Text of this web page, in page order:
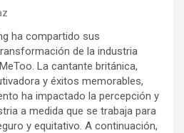
ha compartido sus
de la industria
La cantante británica,
y éxitos memorables,
ha impactado la percepción y
a medida que se trabaja para
y equitativo. A continuación,